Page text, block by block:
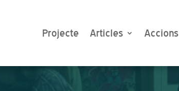
Projecte Articles Accions